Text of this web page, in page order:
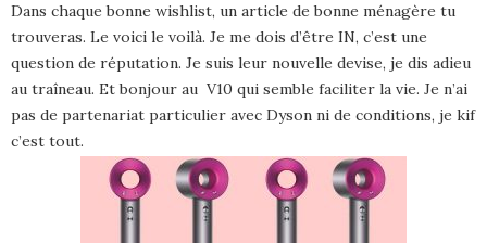
Dans chaque bonne wishlist, un article de bonne ménagère tu
trouveras. Le voici le voilà. Je me dois d’être IN, c’est une
question de réputation. Je suis leur nouvelle devise, je dis adieu
au traîneau. Et bonjour au V10 qui semble faciliter la vie. Je n’ai
pas de partenariat particulier avec Dyson ni de conditions, je kif
c’est tout.